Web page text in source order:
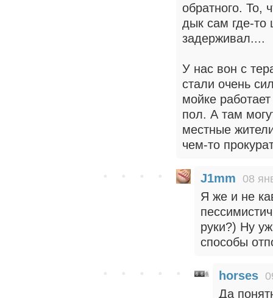
обратного. То,
дык сам где-то
задерживал....
У нас вон с
стали очень
мойке
пол. А там
местные
чем-то
J1mm 08
Я же и не
руки?) Ну
способы
horses
Да